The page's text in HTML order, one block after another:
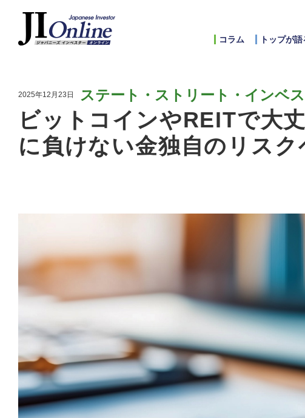
コラム トップが語
2025年12月23日 ステート・ストリート・インベ
ビットコインやREITで大
に負けない金独自のリスク